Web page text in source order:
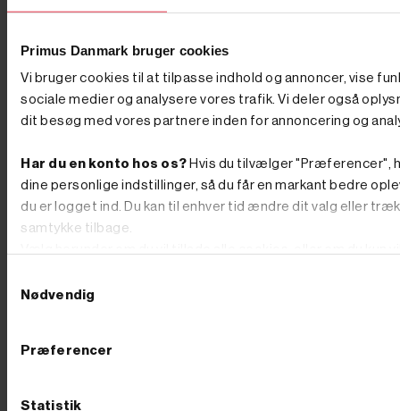
Primus Danmark bruger cookies
Vi bruger cookies til at tilpasse indhold og annoncer, vise
sociale medier og analysere vores trafik. Vi deler også
dit besøg med vores partnere inden for annoncering og
Har du en konto hos os? Hvis du tilvælger "Præferencer",
dine personlige indstillinger, så du får en markant bedre
du er logget ind. Du kan til enhver tid ændre dit valg eller
samtykke tilbage.
Nødvendig
Præferencer
Statistik
Tilføj til kurv
245,00 kr